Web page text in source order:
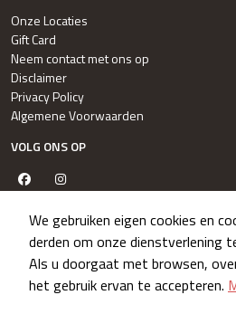
Onze Locaties
Gift Card
Neem contact met ons op
Disclaimer
Privacy Policy
Algemene Voorwaarden
VOLG ONS OP
Facebook.
© 2026 Bezorg Service Hellevoetsluis -
We gebruiken eigen cookies en
derden om onze dienstverlening
Als u doorgaat met browsen,
het gebruik ervan te accepteren.